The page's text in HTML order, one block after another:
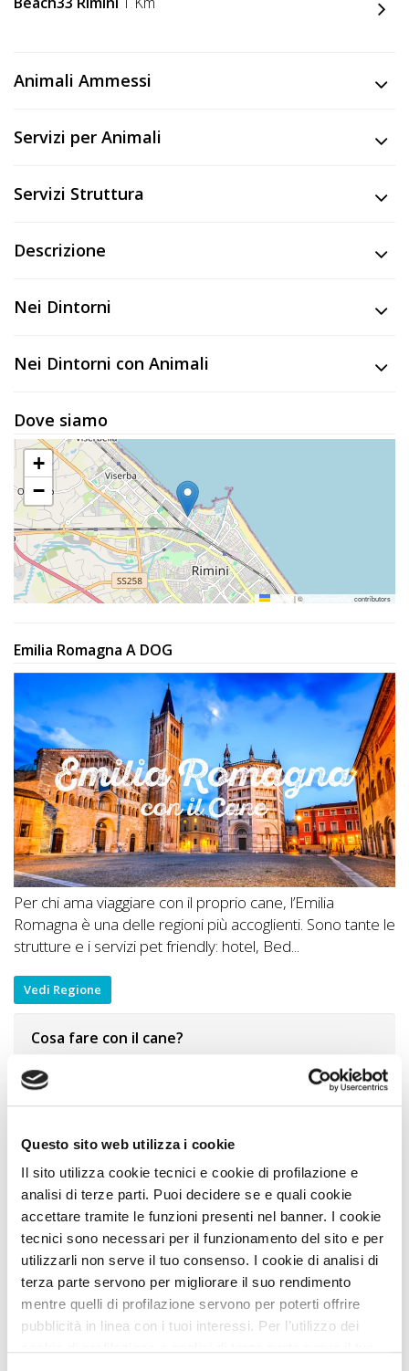
Questo sito web utilizza i cookie
Il sito utilizza cookie tecnici e cookie di profilazione e
analisi di terze parti. Puoi decidere se e quali cookie
accettare tramite le funzioni presenti nel banner. I cookie
tecnici sono necessari per il funzionamento del sito e per
utilizzarli non serve il tuo consenso. I cookie di analisi di
terza parte servono per migliorare il suo rendimento
mentre quelli di profilazione servono per poterti offrire
pubblicità in linea con i tuoi interessi. Per l’utilizzo dei
Registrati
Animali Ammessi
Servizi per Animali
Servizi Struttura
Descrizione
Nei Dintorni
Nei Dintorni con Animali
Dove siamo
+
−
|© contributors
Emilia Romagna A DOG
Per chi ama viaggiare con il proprio cane, l’Emilia
Romagna è una delle regioni più accoglienti. Sono tante le
strutture e i servizi pet friendly: hotel, Bed...
Vedi Regione
Cosa fare con il cane?
Rimini, l’Acquario Leoni Marini di Rimini ed il
Rivergreen Golf con il cane0 Km
Scopri l'Italia in Miniatura con il cane
Divertimento all’Italia in miniatura e Fiabilandia con
il cane4 Km
Museo dell’Aviazione di Rimini con il cane9 Km
Visitare il Centro Adria con il cane
12 Km
Vedi tutti
Itinerari A DOG